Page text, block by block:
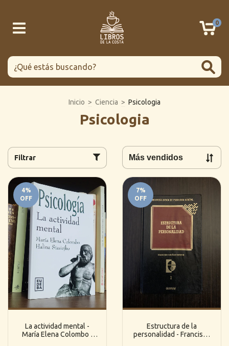
0
Inicio > Ciencia > Psicologia
Psicologia
Filtrar
4%
OFF
La actividad mental -
María Elena Colombo /
7%
OFF
Estructura de la
personalidad - Francisco